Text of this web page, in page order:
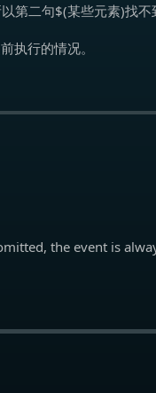
第二句$(某些元素)找不
执行的情况。
the event is